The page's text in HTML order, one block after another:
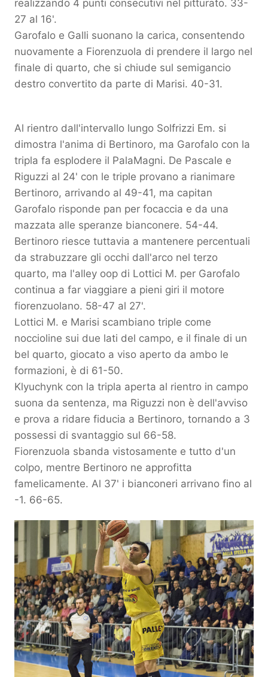
realizzando 4 punti consecutivi nel pitturato. 33-
27 al 16'.
Garofalo e Galli suonano la carica, consentendo
nuovamente a Fiorenzuola di prendere il largo nel
finale di quarto, che si chiude sul semigancio
destro convertito da parte di Marisi. 40-31.
Al rientro dall'intervallo lungo Solfrizzi Em. si
dimostra l'anima di Bertinoro, ma Garofalo con la
tripla fa esplodere il PalaMagni. De Pascale e
Riguzzi al 24' con le triple provano a rianimare
Bertinoro, arrivando al 49-41, ma capitan
Garofalo risponde pan per focaccia e da una
mazzata alle speranze bianconere. 54-44.
Bertinoro riesce tuttavia a mantenere percentuali
da strabuzzare gli occhi dall'arco nel terzo
quarto, ma l'alley oop di Lottici M. per Garofalo
continua a far viaggiare a pieni giri il motore
fiorenzuolano. 58-47 al 27'.
Lottici M. e Marisi scambiano triple come
noccioline sui due lati del campo, e il finale di un
bel quarto, giocato a viso aperto da ambo le
formazioni, è di 61-50.
Klyuchynk con la tripla aperta al rientro in campo
suona da sentenza, ma Riguzzi non è dell'avviso
e prova a ridare fiducia a Bertinoro, tornando a 3
possessi di svantaggio sul 66-58.
Fiorenzuola sbanda vistosamente e tutto d'un
colpo, mentre Bertinoro ne approfitta
famelicamente. Al 37' i bianconeri arrivano fino al
-1. 66-65.